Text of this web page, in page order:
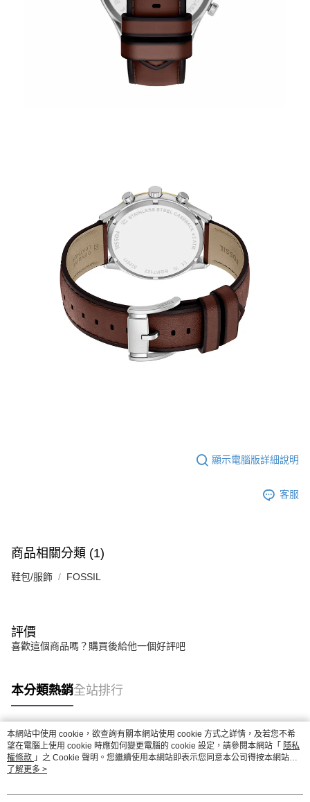
顯示電腦版詳細說明
客服
商品相關分類 (1)
鞋包/服飾 FOSSIL
評價
喜歡這個商品嗎？購買後給他一個好評吧
本分類熱銷全站排行
熱門標籤
本網站中使用 cookie，欲查詢有關本網站使用 cookie 方式之詳情，及若您不希
望在電腦上使用 cookie 時應如何變更電腦的 cookie 設定，請參閱本網站「 隱私
權條款 」之 Cookie 聲明。您繼續使用本網站即表示您同意本公司得按本網站使
用條款之 Cookie 聲明使用 cookie。
了解更多 >